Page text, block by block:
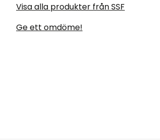
Visa alla produkter från SSF
Ge ett omdöme!